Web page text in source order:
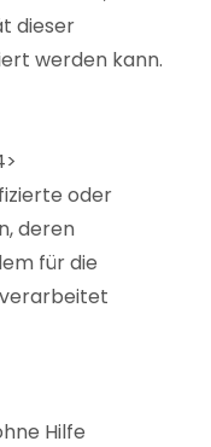
dieser
werden kann.
oder
deren
für die
Hilfe